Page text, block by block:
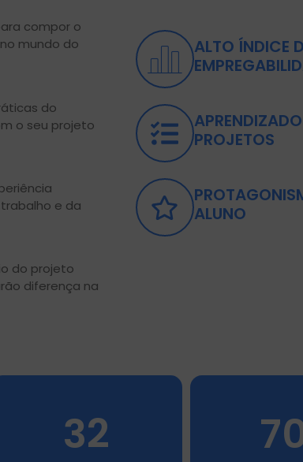
compor o
mundo do
do
o seu projeto
e da
do projeto
diferença na
ALTO ÍNDICE
PROJETOS
ALUNO
32